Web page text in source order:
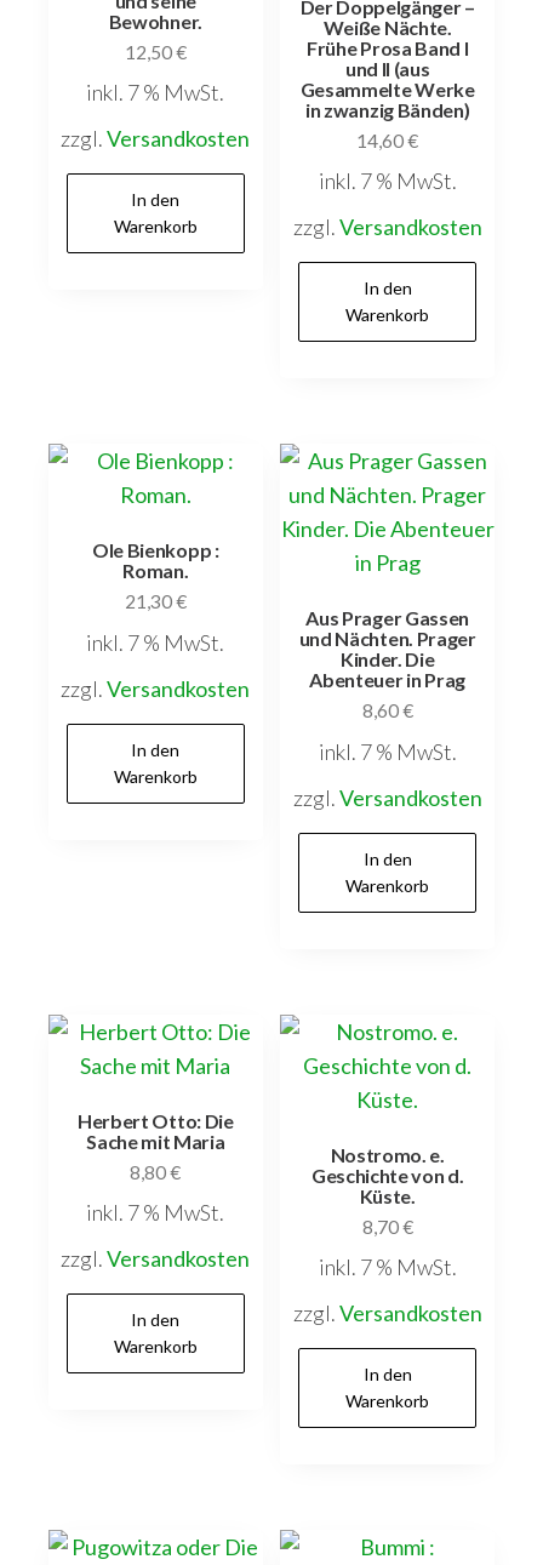
Bewohner.
12,50€
inkl. 7 % MwSt.
zzgl.Versandkosten
In den
Warenkorb
Der Doppelgänger –
Weiße Nächte.
Frühe Prosa Band I
und II (aus
Gesammelte Werke
in zwanzig Bänden)
14,60€
inkl. 7 % MwSt.
zzgl.Versandkosten
In den
Warenkorb
Ole Bienkopp :
Roman.
21,30€
inkl. 7 % MwSt.
zzgl.Versandkosten
In den
Warenkorb
Aus Prager Gassen
und Nächten. Prager
Kinder. Die
Abenteuer in Prag
8,60€
inkl. 7 % MwSt.
zzgl.Versandkosten
In den
Warenkorb
Herbert Otto: Die
Sache mit Maria
8,80€
inkl. 7 % MwSt.
zzgl.Versandkosten
In den
Warenkorb
Nostromo. e.
Geschichte von d.
Küste.
8,70€
inkl. 7 % MwSt.
zzgl.Versandkosten
In den
Warenkorb